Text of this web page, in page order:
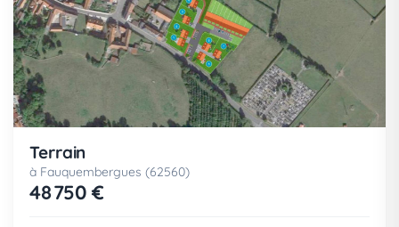
Terrain
à Fauquembergues (62560)
48 750 €